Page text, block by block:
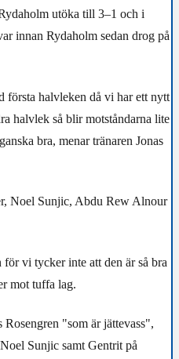
utöka till 3–1 och i
innan Rydaholm sedan drog på
första halvleken då vi har ett nytt
halvlek så blir motståndarna lite
bra, menar tränaren Jonas
Noel Sunjic, Abdu Rew Alnour
vi tycker inte att den är så bra
mot tuffa lag.
"som är jättevass",
Sunjic samt Gentrit på